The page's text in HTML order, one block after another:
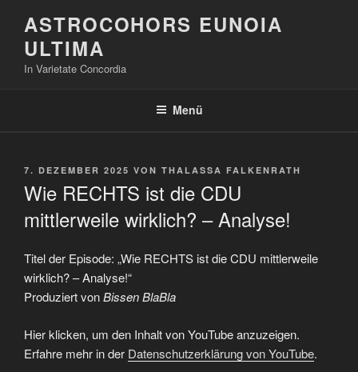
Inhalt
springen
ASTROCOHORS EUNOIA
ULTIMA
In Varietate Concordia
Menü
VERÖFFENTLICHT
7. DEZEMBER 2025 VON THALASSA FALKENRATH
Wie RECHTS ist die CDU
mittlerweile wirklich? – Analyse!
Titel der Episode: „Wie RECHTS ist die CDU mittlerweile
wirklich? – Analyse!“
Produziert vonBissen BlaBla
„Wie
RECHTS
ist
die
Hier klicken, um den Inhalt von YouTube anzuzeigen.
Erfahre mehr in der Datenschutzerklärung von YouTube.